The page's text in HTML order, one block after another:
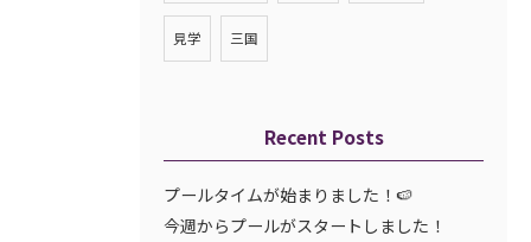
Recent Posts
プールタイムが始まりました！🍉
今週からプールがスタートしました！
見学 三国